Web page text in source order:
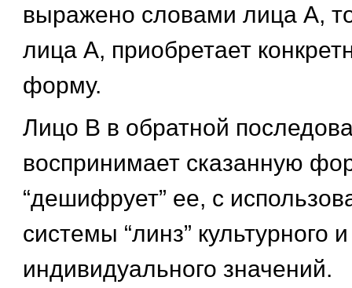
выражено словами лица А,
лица А, приобретает
форму.
Лицо В в обратной
воспринимает сказанную
“дешифрует” ее, с
системы “линз” культурного и
индивидуального значений.